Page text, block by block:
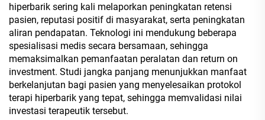
hiperbarik sering kali melaporkan peningkatan retensi
pasien, reputasi positif di masyarakat, serta peningkatan
aliran pendapatan. Teknologi ini mendukung beberapa
spesialisasi medis secara bersamaan, sehingga
memaksimalkan pemanfaatan peralatan dan return on
investment. Studi jangka panjang menunjukkan manfaat
berkelanjutan bagi pasien yang menyelesaikan protokol
terapi hiperbarik yang tepat, sehingga memvalidasi nilai
investasi terapeutik tersebut.